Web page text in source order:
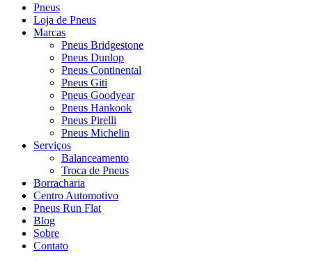
Pneus
Loja de Pneus
Marcas
Pneus Bridgestone
Pneus Dunlop
Pneus Continental
Pneus Giti
Pneus Goodyear
Pneus Hankook
Pneus Pirelli
Pneus Michelin
Serviços
Balanceamento
Troca de Pneus
Borracharia
Centro Automotivo
Pneus Run Flat
Blog
Sobre
Contato